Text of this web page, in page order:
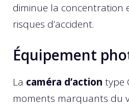
diminue la concentration
risques d’accident.
Équipement
La caméra d’action type
moments marquants du